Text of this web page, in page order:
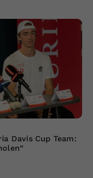
Davis Cup Team:
anderem eine
ID, für die
Ihrer
falls der
dies eingestellt